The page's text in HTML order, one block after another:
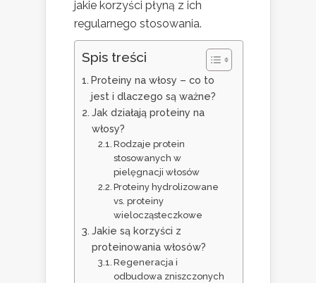
jakie korzyści płyną z ich
regularnego stosowania.
Spis treści
Proteiny na włosy – co to
jest i dlaczego są ważne?
Jak działają proteiny na
włosy?
Rodzaje protein
stosowanych w
pielęgnacji włosów
Proteiny hydrolizowane
vs. proteiny
wielocząsteczkowe
Jakie są korzyści z
proteinowania włosów?
Regeneracja i
odbudowa zniszczonych